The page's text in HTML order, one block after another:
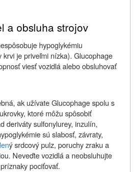
a obsluha strojov
hypoglykémiu
krvi je priveľmi nízka). Glucophage
viesť vozidlá alebo obsluhovať
ak užívate Glucophage spolu s
ktoré môžu spôsobiť
deriváty sulfonylurey, inzulín,
sú slabosť, závraty,
ý srdcový pulz, poruchy zraku a
Neveďte vozidlá a neobsluhujte
pociťovať.